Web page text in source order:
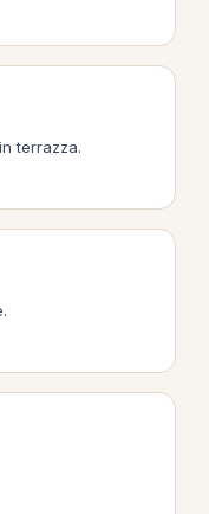
terrazza.